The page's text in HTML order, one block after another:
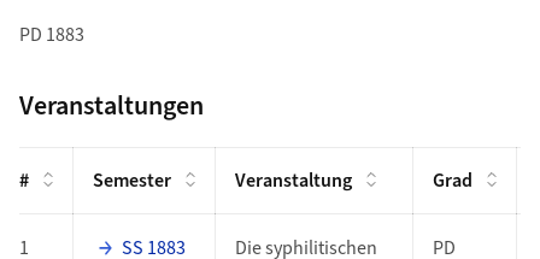
PD 1883
Veranstaltungen
# Semester Veranstaltung Grad
1 SS 1883
Die syphilitischen
PD